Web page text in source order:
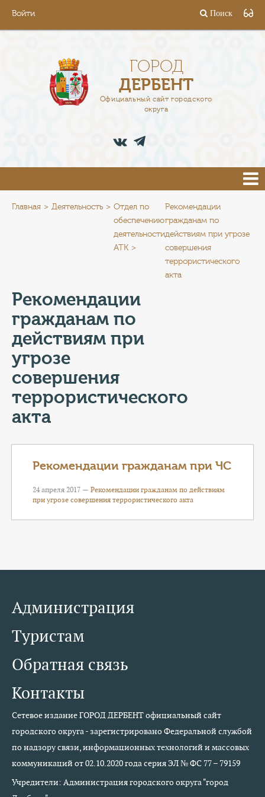
Войти Поиск
ГОРОД
ДЕРБЕНТ
Официальный сайт городского
округа
АДМИНИСТРАЦИЯ
ПРЕСС-ЦЕНТР
ТАРИФЫ
ГЕРОИ Z
КАТАЛОГ УСЛУГ
СЛУЖБА ПО КОНТРАКТУ
Главная Деятельность
Отдел по
обеспечению
деятельности
АТК
Рекомендации
гражданам по
действиям при угрозе
совершения
террористического
акта
Рекомендации
гражданам по
действиям при
угрозе
совершения
террористического
акта
Рекомендации гражданам при ЧС
24 апреля 2017 — Рекомендации гражданам по действиям
при угрозе совершения террористического акта
Администрация
Туристам
Обратная связь
Контакты
Сетевое издание ГОРОД ДЕРБЕНТ официальный сайт
городского округа - зарегистрировано Федеральной службой
по надзору связи, информационных технологий и массовых
коммуникаций от 02.10.2020 года серия ЭЛ № ФС 77 – 79159
Учредители: Администрация городского округа "город